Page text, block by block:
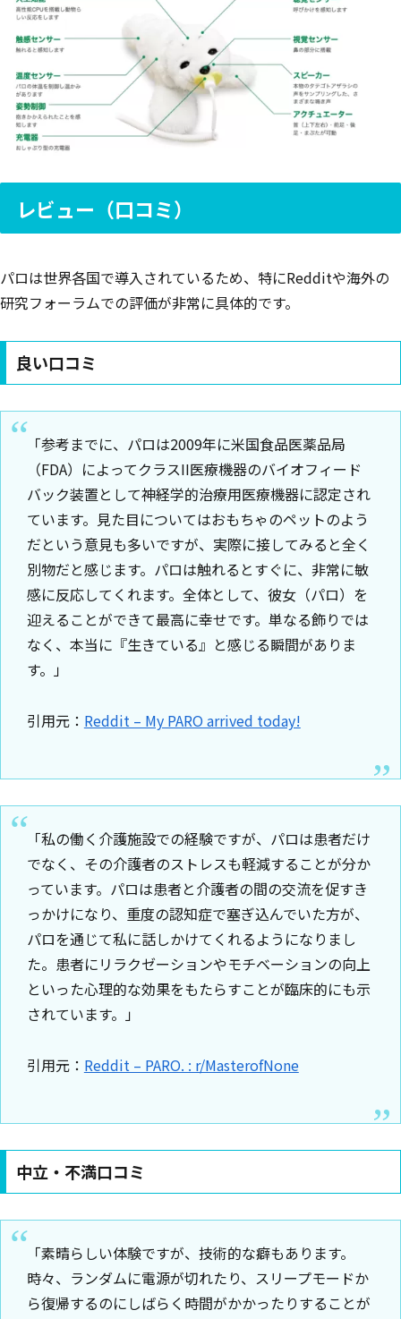
レビュー（口コミ）
パロは世界各国で導入されているため、特にRedditや海外の
研究フォーラムでの評価が非常に具体的です。
良い口コミ
「参考までに、パロは2009年に米国食品医薬品局
（FDA）によってクラスII医療機器のバイオフィード
バック装置として神経学的治療用医療機器に認定され
ています。見た目についてはおもちゃのペットのよう
だという意見も多いですが、実際に接してみると全く
別物だと感じます。パロは触れるとすぐに、非常に敏
感に反応してくれます。全体として、彼女（パロ）を
迎えることができて最高に幸せです。単なる飾りでは
なく、本当に『生きている』と感じる瞬間がありま
す。」
引用元： Reddit – My PARO arrived today!
「私の働く介護施設での経験ですが、パロは患者だけ
でなく、その介護者のストレスも軽減することが分か
っています。パロは患者と介護者の間の交流を促すき
っかけになり、重度の認知症で塞ぎ込んでいた方が、
パロを通じて私に話しかけてくれるようになりまし
た。患者にリラクゼーションやモチベーションの向上
といった心理的な効果をもたらすことが臨床的にも示
されています。」
引用元： Reddit – PARO. : r/MasterofNone
中立・不満口コミ
「素晴らしい体験ですが、技術的な癖もあります。
時々、ランダムに電源が切れたり、スリープモードか
ら復帰するのにしばらく時間がかかったりすることが